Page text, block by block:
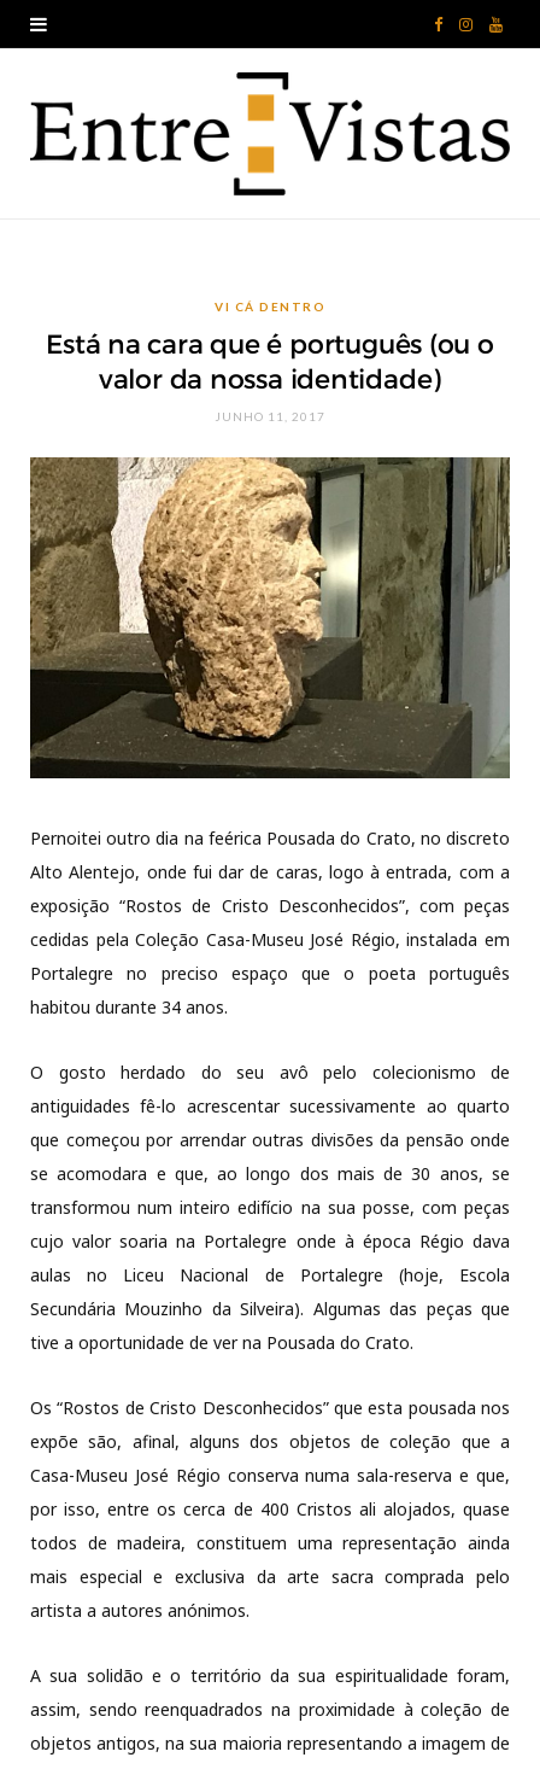
F
c
I Y
u
VI CÁ DENTRO
Está na cara que é português (ou o
valor da nossa identidade)
JUNHO 11, 2017
Pernoitei outro dia na feérica Pousada do Crato, no discreto
Alto Alentejo, onde fui dar de caras, logo à entrada, com a
exposição “Rostos de Cristo Desconhecidos”, com peças
cedidas pela Coleção Casa-Museu José Régio, instalada em
Portalegre no preciso espaço que o poeta português
habitou durante 34 anos.
O gosto herdado do seu avô pelo colecionismo de
antiguidades fê-lo acrescentar sucessivamente ao quarto
que começou por arrendar outras divisões da pensão onde
se acomodara e que, ao longo dos mais de 30 anos, se
transformou num inteiro edifício na sua posse, com peças
cujo valor soaria na Portalegre onde à época Régio dava
aulas no Liceu Nacional de Portalegre (hoje, Escola
Secundária Mouzinho da Silveira). Algumas das peças que
tive a oportunidade de ver na Pousada do Crato.
Os “Rostos de Cristo Desconhecidos” que esta pousada nos
expõe são, afinal, alguns dos objetos de coleção que a
Casa-Museu José Régio conserva numa sala-reserva e que,
por isso, entre os cerca de 400 Cristos ali alojados, quase
todos de madeira, constituem uma representação ainda
mais especial e exclusiva da arte sacra comprada pelo
artista a autores anónimos.
A sua solidão e o território da sua espiritualidade foram,
assim, sendo reenquadrados na proximidade à coleção de
objetos antigos, na sua maioria representando a imagem de